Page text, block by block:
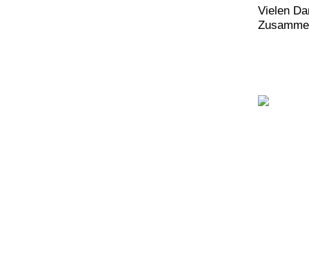
Vielen